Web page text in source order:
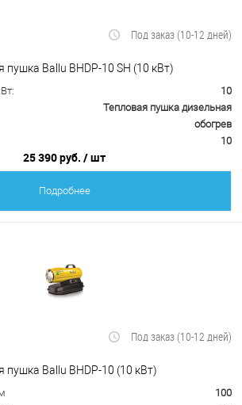
Под заказ (10-12 дней)
пушка Ballu BHDP-10 SH (10 кВт)
10
Тепловая пушка дизельная
обогрев
10
25 390 руб. / шт
Подробнее
Под заказ (10-12 дней)
пушка Ballu BHDP-10 (10 кВт)
100